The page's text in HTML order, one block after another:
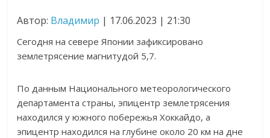
Автор: Владимир | 17.06.2023 | 21:30
Сегодня на севере Японии зафиксировано
землетрясение магнитудой 5,7.
По данным Национального метеорологического
департамента страны, эпицентр землетрясения
находился у южного побережья Хоккайдо, а
эпицентр находился на глубине около 20 км на дне